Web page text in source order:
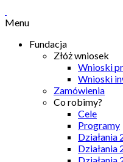
Menu
Fundacja
Złóż wniosek
Wnioski
Wnioski
Zamówienia
Co robimy?
Cele
Programy
Działania
Działania